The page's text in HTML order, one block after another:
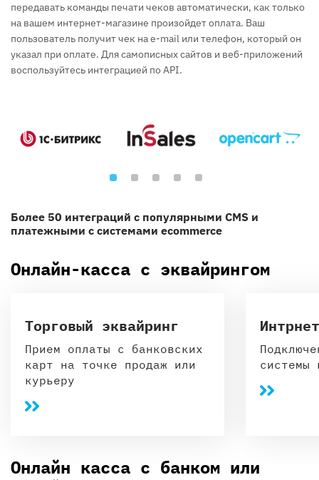
передавать команды печати чеков автоматически, как только
на вашем интернет-магазине произойдет оплата. Ваш
пользователь получит чек на e-mail или телефон, который он
указал при оплате. Для самописных сайтов и веб-приложений
воспользуйтесь интеграцией по API.
Более 50 интеграций с популярными CMS и
платежными с системами ecommerce
Онлайн-касса с эквайрингом
Торговый эквайринг
Прием оплаты с банковских
карт на точке продаж или
курьеру
системы
Онлайн касса с банком или